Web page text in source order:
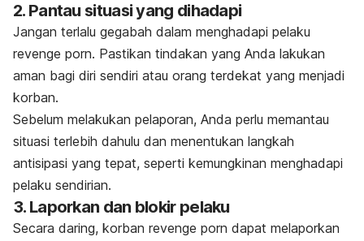
2. Pantau situasi yang dihadapi
Jangan terlalu gegabah dalam menghadapi pelaku
revenge porn. Pastikan tindakan yang Anda lakukan
aman bagi diri sendiri atau orang terdekat yang menjadi
korban.
Sebelum melakukan pelaporan, Anda perlu memantau
situasi terlebih dahulu dan menentukan langkah
antisipasi yang tepat, seperti kemungkinan menghadapi
pelaku sendirian.
3. Laporkan dan blokir pelaku
Secara daring, korban revenge porn dapat melaporkan